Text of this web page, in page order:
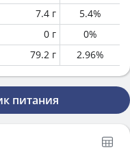
7.4 г 5.4%
0 г 0%
79.2 г 2.96%
питания